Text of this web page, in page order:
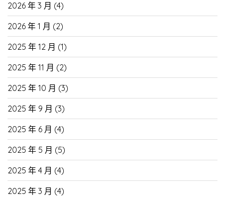
2026 年 3 月 (4)
2026 年 1 月 (2)
2025 年 12 月 (1)
2025 年 11 月 (2)
2025 年 10 月 (3)
2025 年 9 月 (3)
2025 年 6 月 (4)
2025 年 5 月 (5)
2025 年 4 月 (4)
2025 年 3 月 (4)